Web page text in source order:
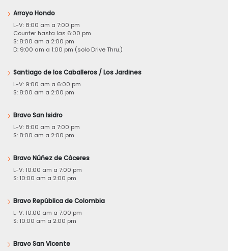
Arroyo Hondo
L-V: 8:00 am a 7:00 pm
Counter hasta las 6:00 pm
S: 8:00 am a 2:00 pm
D: 9:00 am a 1:00 pm (solo Drive Thru.)
Santiago de los Caballeros / Los Jardines
L-V: 9:00 am a 6:00 pm
S: 8:00 am a 2:00 pm
Bravo San Isidro
L-V: 8:00 am a 7:00 pm
S: 8:00 am a 2:00 pm
Bravo Núñez de Cáceres
L-V: 10:00 am a 7:00 pm
S: 10:00 am a 2:00 pm
Bravo República de Colombia
L-V: 10:00 am a 7:00 pm
S: 10:00 am a 2:00 pm
Bravo San Vicente